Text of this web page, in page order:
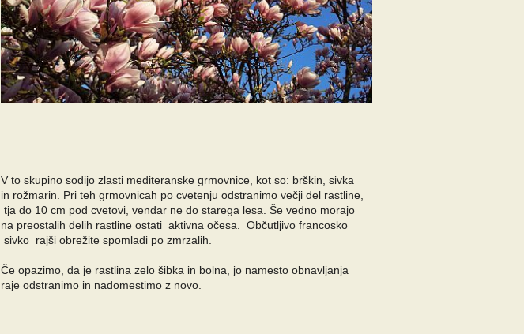
V to skupino sodijo zlasti mediteranske grmovnice, kot so: brškin, sivka
in rožmarin. Pri teh grmovnicah po cvetenju odstranimo večji del rastline,
tja do 10 cm pod cvetovi, vendar ne do starega lesa. Še vedno morajo
na preostalih delih rastline ostati aktivna očesa. Občutljivo francosko
sivko rajši obrežite spomladi po zmrzalih.
Če opazimo, da je rastlina zelo šibka in bolna, jo namesto obnavljanja
raje odstranimo in nadomestimo z novo.